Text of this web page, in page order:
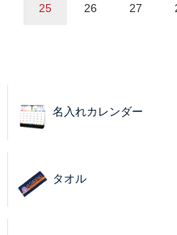
25 26 27
名入れカレンダー
タオル